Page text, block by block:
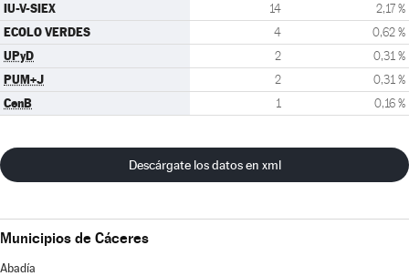
IU-V-SIEX 14 2,17 %
ECOLO VERDES 4 0,62 %
UPyD 2 0,31 %
PUM+J 2 0,31 %
CenB 1 0,16 %
Descárgate los datos en xml
Municipios de Cáceres
Abadía